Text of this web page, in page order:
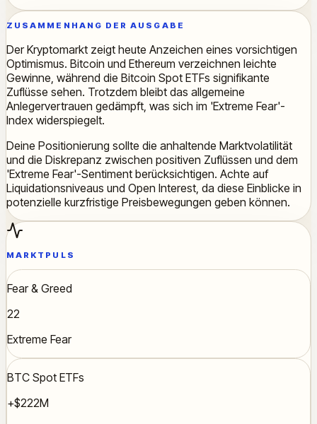
ZUSAMMENHANG DER AUSGABE
Der Kryptomarkt zeigt heute Anzeichen eines vorsichtigen
Optimismus. Bitcoin und Ethereum verzeichnen leichte
Gewinne, während die Bitcoin Spot ETFs signifikante
Zuflüsse sehen. Trotzdem bleibt das allgemeine
Anlegervertrauen gedämpft, was sich im 'Extreme Fear'-
Index widerspiegelt.
Deine Positionierung sollte die anhaltende Marktvolatilität
und die Diskrepanz zwischen positiven Zuflüssen und dem
'Extreme Fear'-Sentiment berücksichtigen. Achte auf
Liquidationsniveaus und Open Interest, da diese Einblicke in
potenzielle kurzfristige Preisbewegungen geben können.
MARKTPULS
Fear & Greed
22
Extreme Fear
BTC Spot ETFs
+$222M